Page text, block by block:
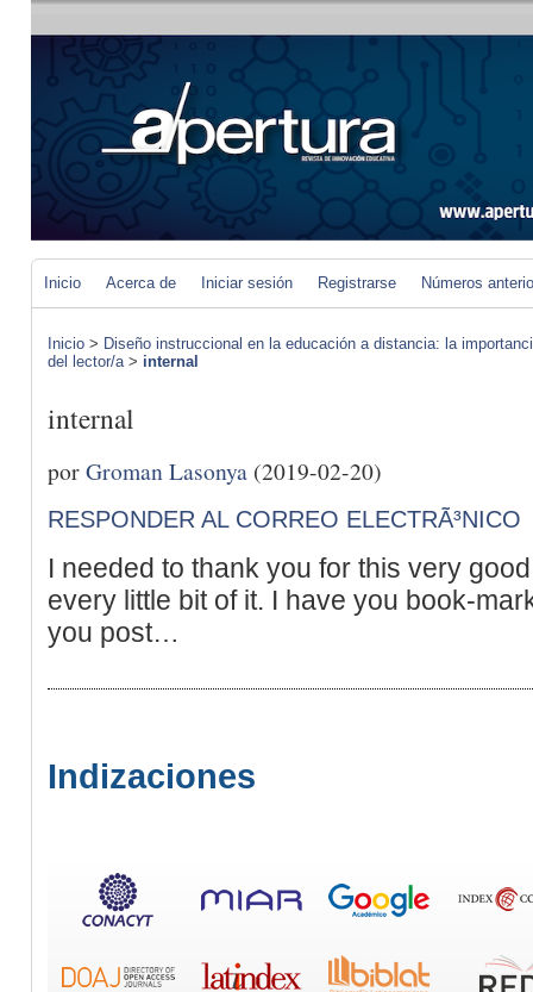
Inicio Acerca de Iniciar sesión Registrarse Números
Inicio > Diseño instruccional en la educación a distancia: la
del lector/a> internal
internal
porGroman Lasonya (2019-02-20)
RESPONDER AL CORREO ELECTRÃ³NICO
I needed to thank you for this very
every little bit of it. I have you book-
you post…
Indizaciones